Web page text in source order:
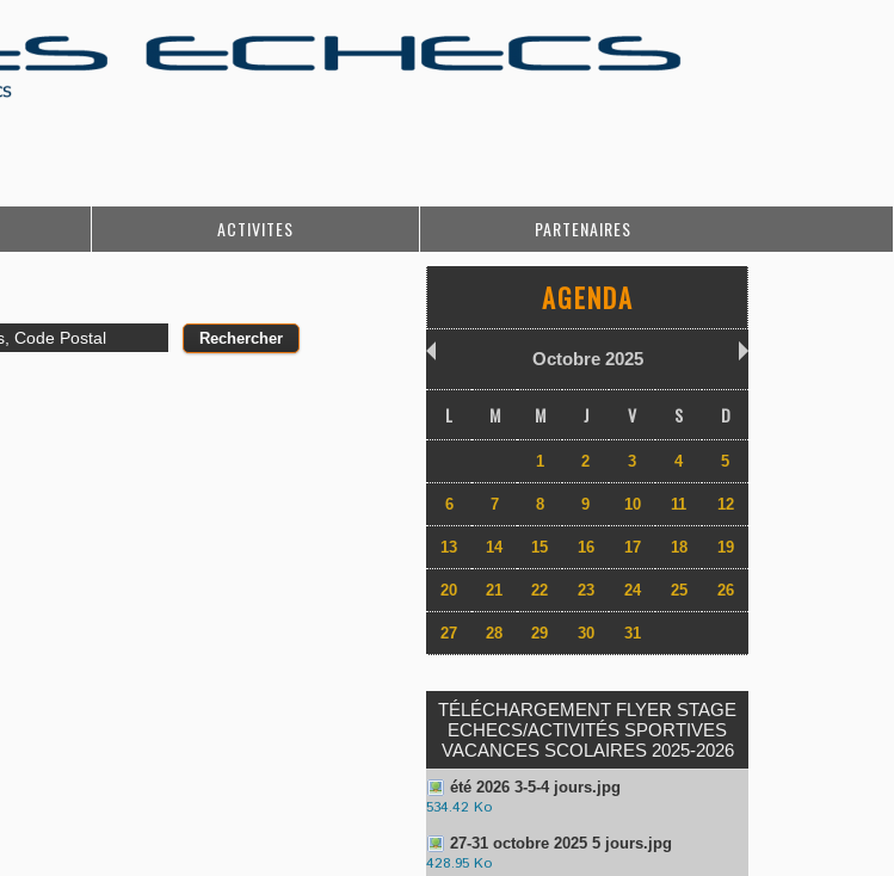
ACTIVITES PARTENAIRES
AGENDA
Octobre 2025
L M M J V S D
1 2 3 4 5
6 7 8 9 10 11 12
13 14 15 16 17 18 19
20 21 22 23 24 25 26
27 28 29 30 31
TÉLÉCHARGEMENT FLYER STAGE
ECHECS/ACTIVITÉS SPORTIVES
VACANCES SCOLAIRES 2025-2026
été 2026 3-5-4 jours.jpg
534.42 Ko
27-31 octobre 2025 5 jours.jpg
428.95 Ko